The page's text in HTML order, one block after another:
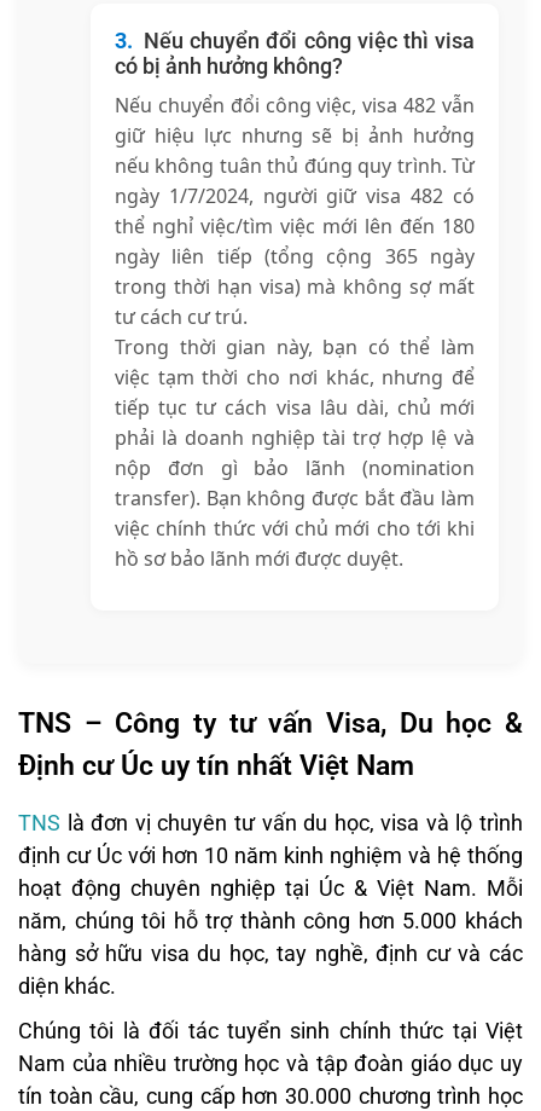
Nếu chuyển đổi công việc thì visa
có bị ảnh hưởng không?
Nếu chuyển đổi công việc, visa 482 vẫn
giữ hiệu lực nhưng sẽ bị ảnh hưởng
nếu không tuân thủ đúng quy trình. Từ
ngày 1/7/2024, người giữ visa 482 có
thể nghỉ việc/tìm việc mới lên đến 180
ngày liên tiếp (tổng cộng 365 ngày
trong thời hạn visa) mà không sợ mất
tư cách cư trú.
Trong thời gian này, bạn có thể làm
việc tạm thời cho nơi khác, nhưng để
tiếp tục tư cách visa lâu dài, chủ mới
phải là doanh nghiệp tài trợ hợp lệ và
nộp đơn gì bảo lãnh (nomination
transfer). Bạn không được bắt đầu làm
việc chính thức với chủ mới cho tới khi
hồ sơ bảo lãnh mới được duyệt.
TNS – Công ty tư vấn Visa, Du học &
Định cư Úc uy tín nhất Việt Nam
TNS là đơn vị chuyên tư vấn du học, visa và lộ trình
định cư Úc với hơn 10 năm kinh nghiệm và hệ thống
hoạt động chuyên nghiệp tại Úc & Việt Nam. Mỗi
năm, chúng tôi hỗ trợ thành công hơn 5.000 khách
hàng sở hữu visa du học, tay nghề, định cư và các
diện khác.
Chúng tôi là đối tác tuyển sinh chính thức tại Việt
Nam của nhiều trường học và tập đoàn giáo dục uy
tín toàn cầu, cung cấp hơn 30.000 chương trình học